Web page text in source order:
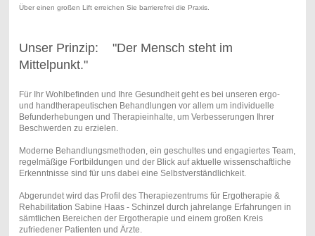
Über einen großen Lift erreichen Sie barrierefrei die Praxis.
Unser Prinzip: "Der Mensch steht im
Mittelpunkt."
Für Ihr Wohlbefinden und Ihre Gesundheit geht es bei unseren ergo-
und handtherapeutischen Behandlungen vor allem um individuelle
Befunderhebungen und Therapieinhalte, um Verbesserungen Ihrer
Beschwerden zu erzielen.
Moderne Behandlungsmethoden, ein geschultes und engagiertes Team,
regelmäßige Fortbildungen und der Blick auf aktuelle wissenschaftliche
Erkenntnisse sind für uns dabei eine Selbstverständlichkeit.
Abgerundet wird das Profil des Therapiezentrums für Ergotherapie &
Rehabilitation Sabine Haas - Schinzel durch jahrelange Erfahrungen in
sämtlichen Bereichen der Ergotherapie und einem großen Kreis
zufriedener Patienten und Ärzte.